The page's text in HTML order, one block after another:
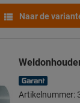
Naar de
Artikelnummer: